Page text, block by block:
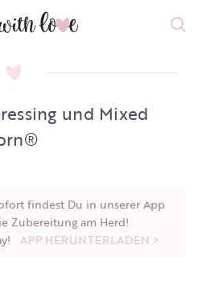
und Mixed
findest Du in unserer App
Zubereitung am Herd!
APP HERUNTERLADEN >